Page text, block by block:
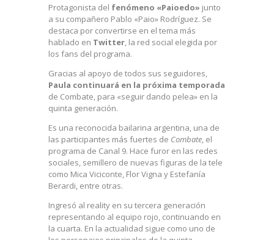
Protagonista del fenómeno «Paioedo» junto
a su compañero Pablo «Paio» Rodríguez. Se
destaca por convertirse en el tema más
hablado en Twitter , la red social elegida por
los fans del programa.
Gracias al apoyo de todos sus seguidores,
Paula continuará en la próxima temporada
de Combate, para «seguir dando pelea» en la
quinta generación.
Es una reconocida bailarina argentina, una de
las participantes más fuertes de Combate , el
programa de Canal 9. Hace furor en las redes
sociales, semillero de nuevas figuras de la tele
como Mica Viciconte, Flor Vigna y Estefanía
Berardi, entre otras.
Ingresó al reality en su tercera generación
representando al equipo rojo, continuando en
la cuarta. En la actualidad sigue como uno de